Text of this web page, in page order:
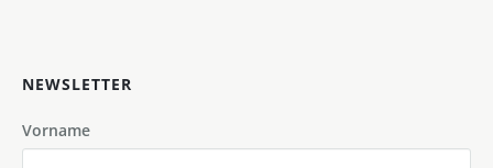
NEWSLETTER
Vorname